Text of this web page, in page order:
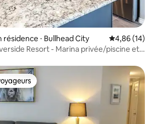
⋅ Bullhead City Évaluation
4,86 (14)
Resort - Marina privée/piscine et